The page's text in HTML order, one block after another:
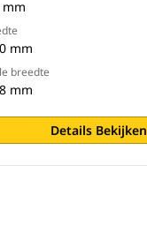
mm
mm
breedte
mm
Details Bekijken